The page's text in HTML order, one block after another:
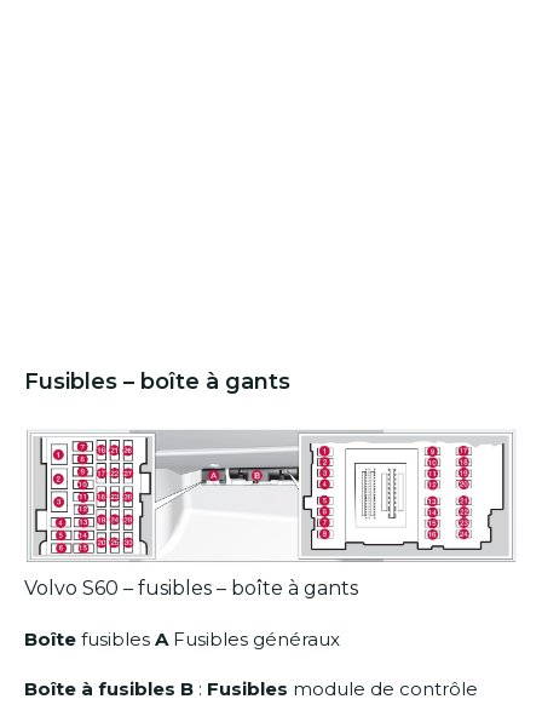
Fusibles – boîte à gants
Volvo S60 – fusibles – boîte à gants
Boîte fusibles AFusibles généraux
Boîte à fusibles B : Fusibles module de contrôle